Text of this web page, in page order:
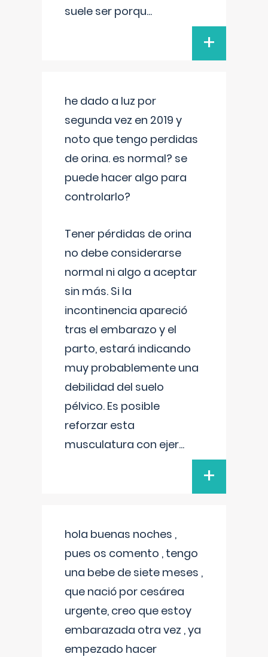
suele ser porqu...
+
he dado a luz por
segunda vez en 2019 y
noto que tengo perdidas
de orina. es normal? se
puede hacer algo para
controlarlo?
Tener pérdidas de orina
no debe considerarse
normal ni algo a aceptar
sin más. Si la
incontinencia apareció
tras el embarazo y el
parto, estará indicando
muy probablemente una
debilidad del suelo
pélvico. Es posible
reforzar esta
musculatura con ejer...
+
hola buenas noches ,
pues os comento , tengo
una bebe de siete meses ,
que nació por cesárea
urgente, creo que estoy
embarazada otra vez , ya
empezado hacer